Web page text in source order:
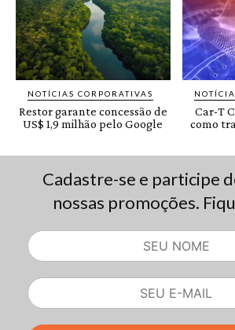
Cadastre-se e participe
nossas promoções.